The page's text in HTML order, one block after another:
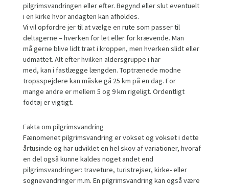
pilgrimsvandringen eller efter. Begynd eller slut eventuelt
i en kirke hvor andagten kan afholdes.
Vi vil opfordre jer til at vælge en rute som passer til
deltagerne – hverken for let eller for krævende. Man
må gerne blive lidt træt i kroppen, men hverken slidt eller
udmattet. Alt efter hvilken aldersgruppe i har
med, kan i fastlægge længden. Toptrænede modne
tropsspejdere kan måske gå 25 km på en dag. For
mange andre er mellem 5 og 9 km rigeligt. Ordentligt
fodtøj er vigtigt.
Fakta om pilgrimsvandring
Fænomenet pilgrimsvandring er vokset og vokset i dette
årtusinde og har udviklet en hel skov af variationer, hvoraf
en del også kunne kaldes noget andet end
pilgrimsvandringer: traveture, turistrejser, kirke- eller
sognevandringer m.m. En pilgrimsvandring kan også være